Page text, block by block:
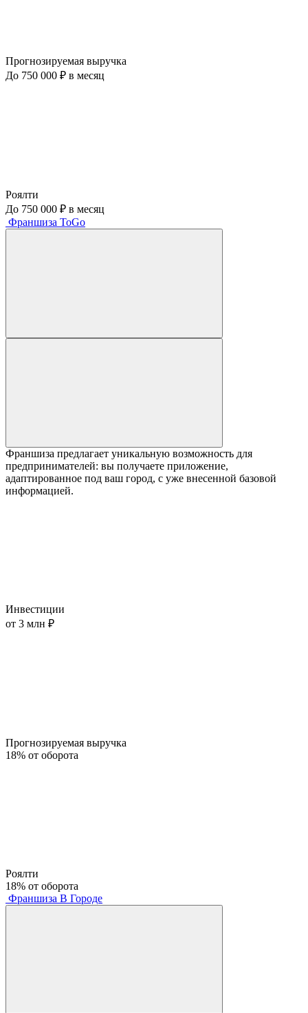
Прогнозируемая выручка
До 750 000 ₽ в месяц
Роялти
До 750 000 ₽ в месяц
Франшиза ToGo
Франшиза предлагает уникальную возможность для
предпринимателей: вы получаете приложение,
адаптированное под ваш город, с уже внесенной базовой
информацией.
Инвестиции
от 3 млн ₽
Прогнозируемая выручка
18% от оборота
Роялти
18% от оборота
Франшиза В Городе